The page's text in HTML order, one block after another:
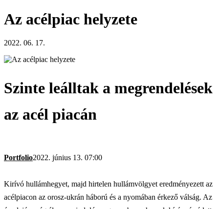
Az acélpiac helyzete
2022. 06. 17.
Szinte leálltak a megrendelések
az acél piacán
Portfolio2022. június 13. 07:00
Kirívó hullámhegyet, majd hirtelen hullámvölgyet eredményezett az
acélpiacon az orosz-ukrán háború és a nyomában érkező válság. Az